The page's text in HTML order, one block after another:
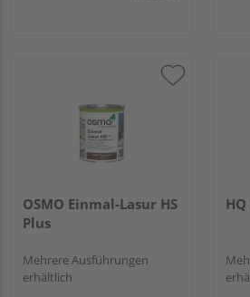
OSMO Einmal-Lasur HS
Plus
Mehrere Ausführungen
erhältlich